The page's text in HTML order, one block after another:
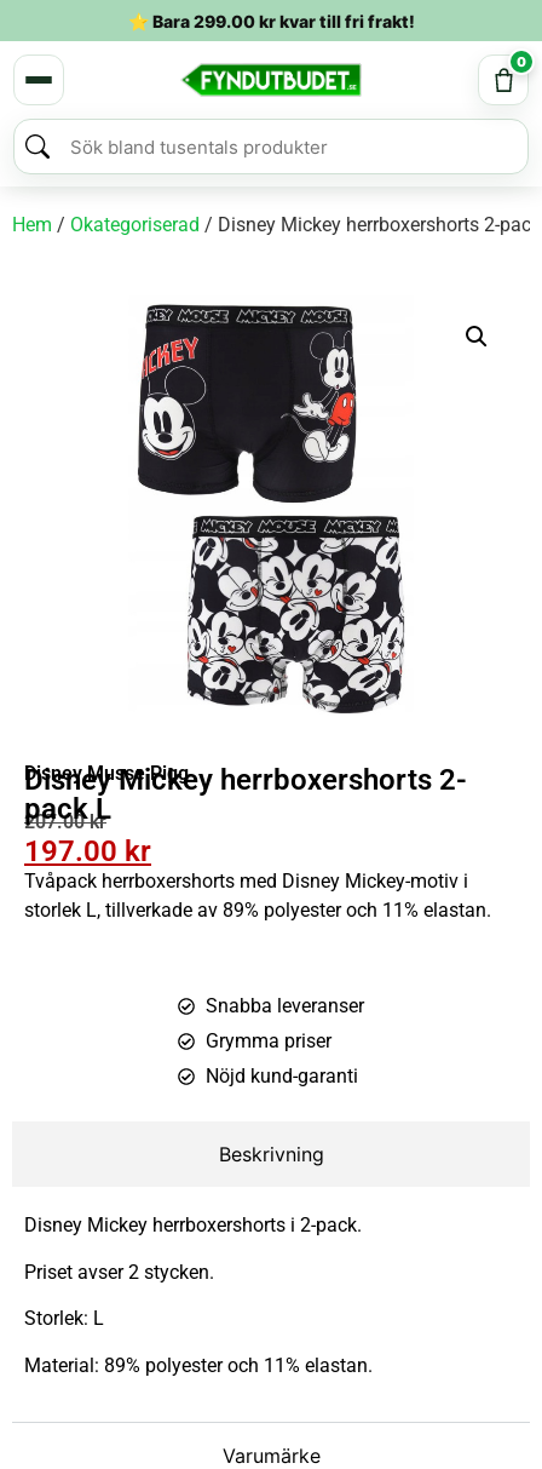
⭐ Bara299.00krkvar till fri frakt!
0
Hem / Okategoriserad / Disney Mickey herrboxershorts 2-
Disney Musse Pigg
Disney Mickey herrboxershorts 2-
pack L
207.00kr
197.00 kr
Tvåpack herrboxershorts med Disney Mickey-motiv i
storlek L, tillverkade av 89% polyester och 11% elastan.
Snabba leveranser
Grymma priser
Nöjd kund-garanti
Beskrivning
Varumärke
Disney Mickey herrboxershorts i 2-pack.
Priset avser 2 stycken.
Storlek: L
Material: 89% polyester och 11% elastan.